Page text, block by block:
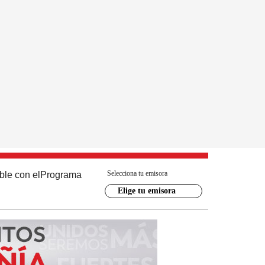
con el Programa Selecciona tu emisora
Elige tu emisora